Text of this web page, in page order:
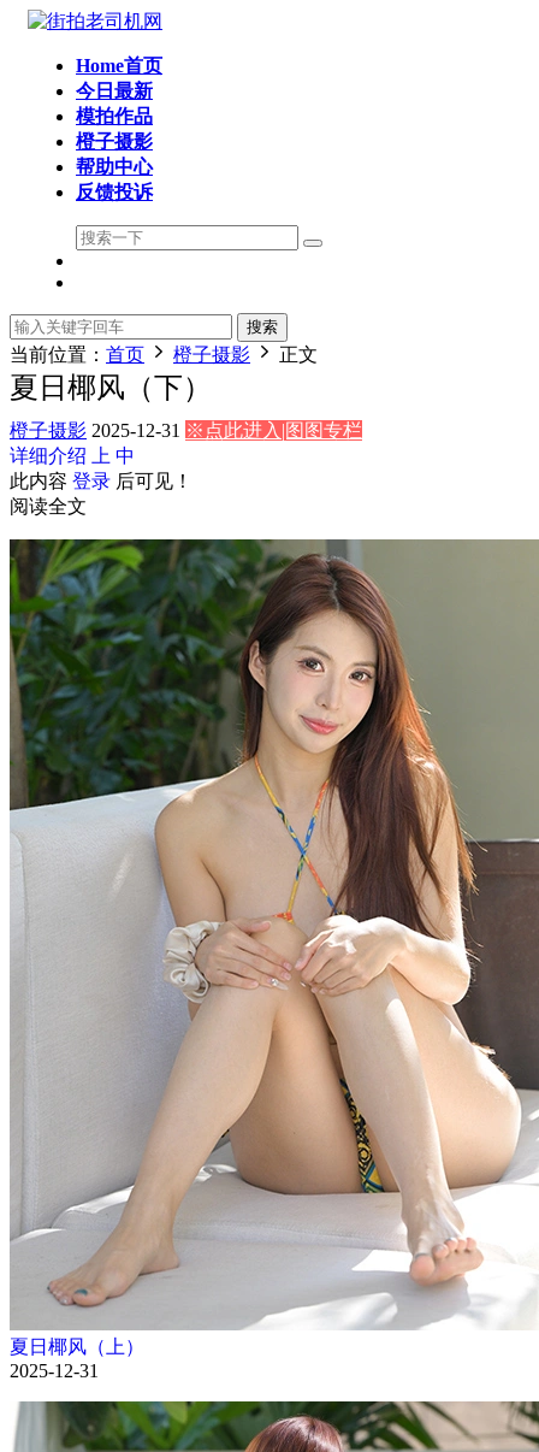
Home首页
今日最新
模拍作品
橙子摄影
帮助中心
反馈投诉
搜索
当前位置： 首页 橙子摄影 正文
夏日椰风（下）
橙子摄影 2025-12-31 ※点此进入|图图专栏
详细介绍
上 中
此内容 登录 后可见！
阅读全文
夏日椰风（上）
2025-12-31